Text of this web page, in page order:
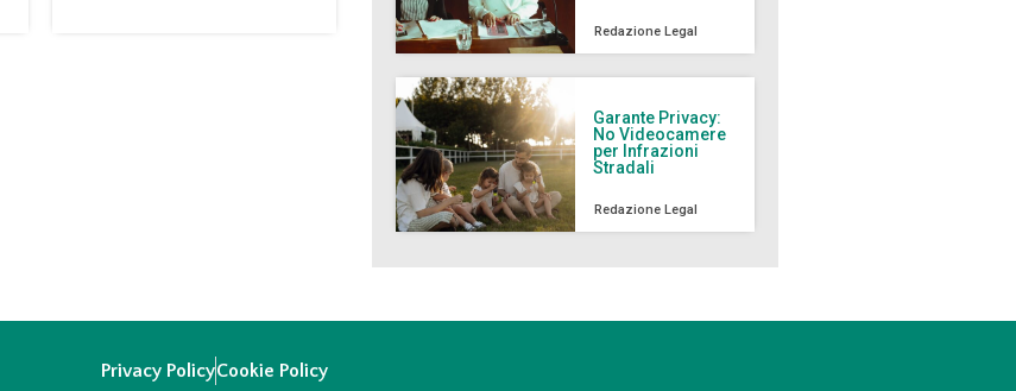
Redazione Legal
Garante Privacy:
No Videocamere
per Infrazioni
Stradali
Redazione Legal
Privacy PolicyCookie Policy